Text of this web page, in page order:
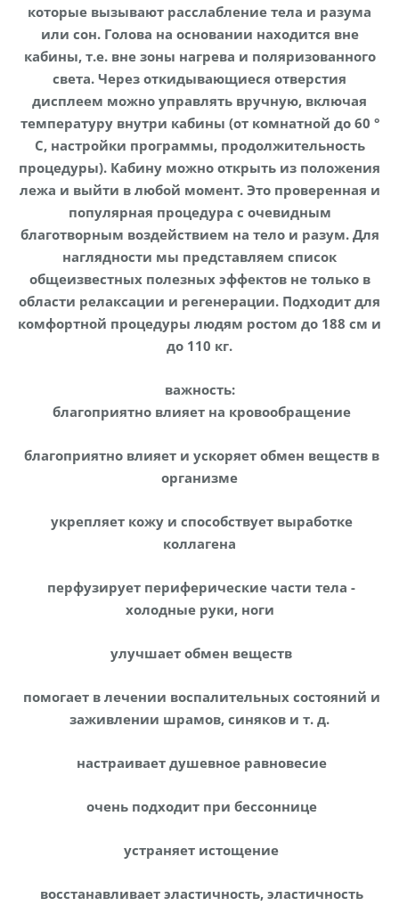
которые вызывают расслабление тела и разума
или сон. Голова на основании находится вне
кабины, т.е. вне зоны нагрева и поляризованного
света. Через откидывающиеся отверстия
дисплеем можно управлять вручную, включая
температуру внутри кабины (от комнатной до 60 °
C, настройки программы, продолжительность
процедуры). Кабину можно открыть из положения
лежа и выйти в любой момент. Это проверенная и
популярная процедура с очевидным
благотворным воздействием на тело и разум. Для
наглядности мы представляем список
общеизвестных полезных эффектов не только в
области релаксации и регенерации. Подходит для
комфортной процедуры людям ростом до 188 см и
до 110 кг.
важность:
благоприятно влияет на кровообращение
благоприятно влияет и ускоряет обмен веществ в
организме
укрепляет кожу и способствует выработке
коллагена
перфузирует периферические части тела -
холодные руки, ноги
улучшает обмен веществ
помогает в лечении воспалительных состояний и
заживлении шрамов, синяков и т. д.
настраивает душевное равновесие
очень подходит при бессоннице
устраняет истощение
восстанавливает эластичность, эластичность